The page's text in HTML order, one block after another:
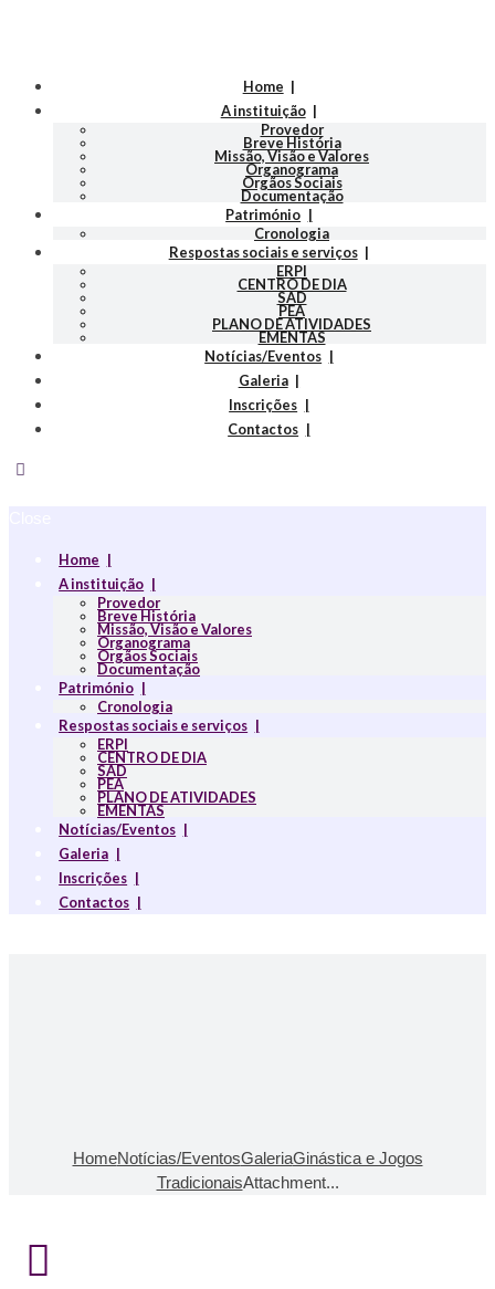
Home
A instituição
Provedor
Breve História
Missão, Visão e Valores
Organograma
Orgãos Sociais
Documentação
Património
Cronologia
Respostas sociais e serviços
ERPI
CENTRO DE DIA
SAD
PEA
PLANO DE ATIVIDADES
EMENTAS
Notícias/Eventos
Galeria
Inscrições
Contactos
Home
A instituição
Provedor
Breve História
Missão, Visão e Valores
Organograma
Orgãos Sociais
Documentação
Património
Cronologia
Respostas sociais e serviços
ERPI
CENTRO DE DIA
SAD
PEA
PLANO DE ATIVIDADES
EMENTAS
Notícias/Eventos
Galeria
Inscrições
Contactos
HomeNotícias/EventosGaleriaGinástica e Jogos
TradicionaisAttachment...